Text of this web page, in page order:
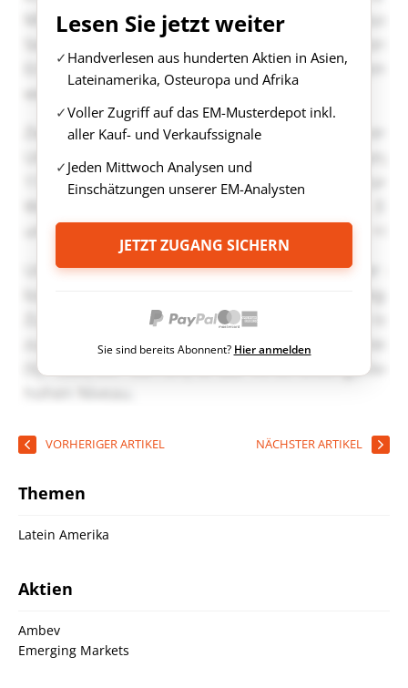
Lesen Sie jetzt weiter
Handverlesen aus hunderten Aktien in Asien,
Lateinamerika, Osteuropa und Afrika
Voller Zugriff auf das EM-Musterdepot inkl.
aller Kauf- und Verkaufssignale
Jeden Mittwoch Analysen und
Einschätzungen unserer EM-Analysten
JETZT ZUGANG SICHERN
Sie sind bereits Abonnent? Hier anmelden
VORHERIGER ARTIKEL NÄCHSTER ARTIKEL
Themen
Latein Amerika
Aktien
Ambev
Emerging Markets